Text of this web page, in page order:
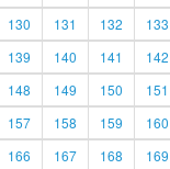
130 131 132 133
139 140 141 142
148 149 150 151
157 158 159 160
166 167 168 169